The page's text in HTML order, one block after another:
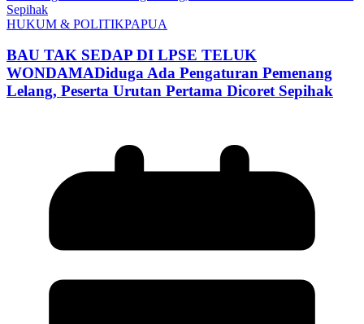
HUKUM & POLITIKPAPUA
BAU TAK SEDAP DI LPSE TELUK
WONDAMADiduga Ada Pengaturan Pemenang
Lelang, Peserta Urutan Pertama Dicoret Sepihak